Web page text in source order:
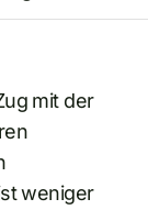
mit der
weniger